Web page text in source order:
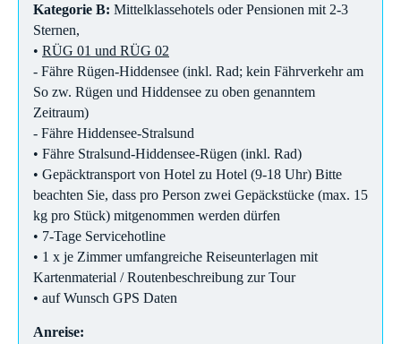
Kategorie B: Mittelklassehotels oder Pensionen mit 2-3
Sternen,
• RÜG 01 und RÜG 02
- Fähre Rügen-Hiddensee (inkl. Rad; kein Fährverkehr am
So zw. Rügen und Hiddensee zu oben genanntem
Zeitraum)
- Fähre Hiddensee-Stralsund
• Fähre Stralsund-Hiddensee-Rügen (inkl. Rad)
• Gepäcktransport von Hotel zu Hotel (9-18 Uhr) Bitte
beachten Sie, dass pro Person zwei Gepäckstücke (max. 15
kg pro Stück) mitgenommen werden dürfen
• 7-Tage Servicehotline
• 1 x je Zimmer umfangreiche Reiseunterlagen mit
Kartenmaterial / Routenbeschreibung zur Tour
• auf Wunsch GPS Daten
Anreise: